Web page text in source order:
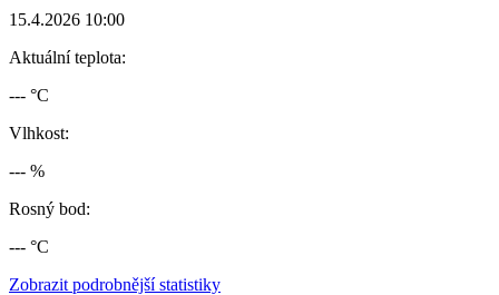
15.4.2026 10:00
Aktuální teplota:
--- °C
Vlhkost:
--- %
Rosný bod:
--- °C
Zobrazit podrobnější statistiky